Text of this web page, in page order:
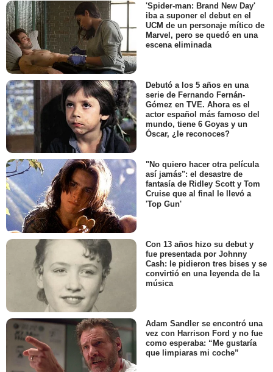
'Spider-man: Brand New Day'
iba a suponer el debut en el
UCM de un personaje mítico de
Marvel, pero se quedó en una
escena eliminada
Debutó a los 5 años en una
serie de Fernando Fernán-
Gómez en TVE. Ahora es el
actor español más famoso del
mundo, tiene 6 Goyas y un
Óscar, ¿le reconoces?
"No quiero hacer otra película
así jamás": el desastre de
fantasía de Ridley Scott y Tom
Cruise que al final le llevó a
'Top Gun'
Con 13 años hizo su debut y
fue presentada por Johnny
Cash: le pidieron tres bises y se
convirtió en una leyenda de la
música
Adam Sandler se encontró una
vez con Harrison Ford y no fue
como esperaba: “Me gustaría
que limpiaras mi coche”